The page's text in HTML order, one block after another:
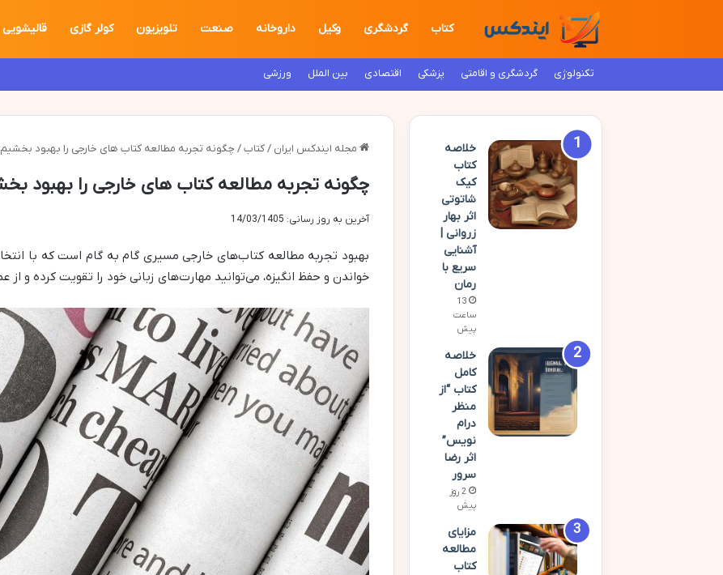
کتاب گردشگری وکیل داروخانه صنعت تلویزیون کولر گازی قالیشویی
تکنولوژی گردشگری و اقامتی پزشکی اقتصادی بین الملل ورزشی
مجله ایندکس ایران /کتاب/ چگونه تجربه مطالعه کتاب های خارجی را بهبود
چگونه تجربه مطالعه کتاب های خارجی را بهبود
آخرین به روز رسانی: 14/03/1405
بهبود تجربه مطالعه کتاب‌های خارجی مسیری گام به گام است که با
خواندن و حفظ انگیزه، می‌توانید مهارت‌های زبانی خود را تقویت کرده و
خلاصه
کتاب
کیک
شاتوتی
اثر بهار
زروانی |
آشنایی
سریع با
رمان
13
ساعت
پیش
خلاصه
کامل
کتاب “از
منظر
درام
نویس”
اثر رضا
سرور
2 روز
پیش
مزایای
مطالعه
کتاب